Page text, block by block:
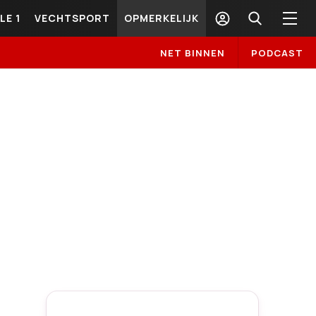
1 VECHTSPORT OPMERKELIJK
NET BINNEN PODCAST